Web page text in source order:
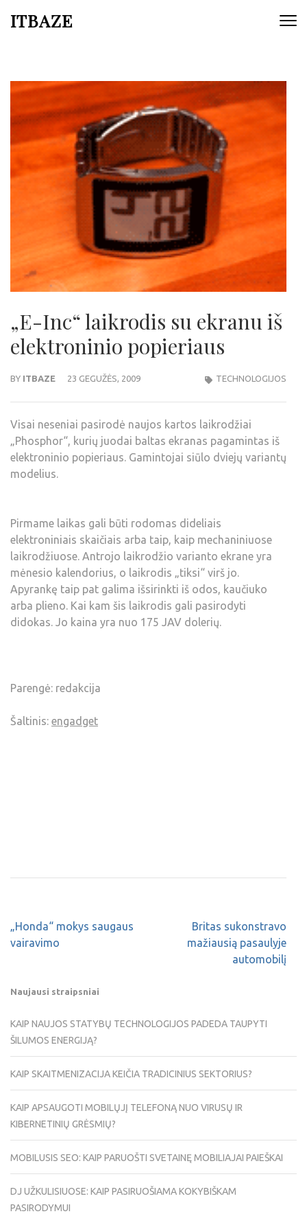
ITBAZE
„E-Inc“ laikrodis su ekranu iš
elektroninio popieriaus
BY ITBAZE 23 GEGUŽĖS, 2009 TECHNOLOGIJOS
Visai neseniai pasirodė naujos kartos laikrodžiai
„Phosphor“, kurių juodai baltas ekranas pagamintas iš
elektroninio popieriaus. Gamintojai siūlo dviejų variantų
modelius.
Pirmame laikas gali būti rodomas dideliais
elektroniniais skaičiais arba taip, kaip mechaniniuose
laikrodžiuose. Antrojo laikrodžio varianto ekrane yra
mėnesio kalendorius, o laikrodis „tiksi“ virš jo.
Apyrankę taip pat galima išsirinkti iš odos, kaučiuko
arba plieno. Kai kam šis laikrodis gali pasirodyti
didokas. Jo kaina yra nuo 175 JAV dolerių.
Parengė: redakcija
Šaltinis: engadget
„Honda“ mokys saugaus
vairavimo
Britas sukonstravo
mažiausią pasaulyje
automobilį
Naujausi straipsniai
KAIP NAUJOS STATYBŲ TECHNOLOGIJOS PADEDA TAUPYTI
ŠILUMOS ENERGIJĄ?
KAIP SKAITMENIZACIJA KEIČIA TRADICINIUS SEKTORIUS?
KAIP APSAUGOTI MOBILŲJĮ TELEFONĄ NUO VIRUSŲ IR
KIBERNETINIŲ GRĖSMIŲ?
MOBILUSIS SEO: KAIP PARUOŠTI SVETAINĘ MOBILIAJAI PAIEŠKAI
DJ UŽKULISIUOSE: KAIP PASIRUOŠIAMA KOKYBIŠKAM
PASIRODYMUI